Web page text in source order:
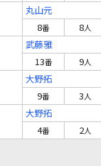
丸山元
8番 8人
武藤雅
13番 9人
大野拓
9番 3人
大野拓
4番 2人